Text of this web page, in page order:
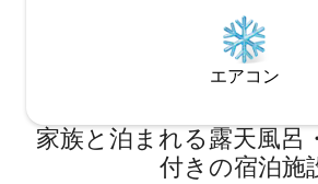
エアコン
家族と泊まれる露天風呂
付きの宿泊施